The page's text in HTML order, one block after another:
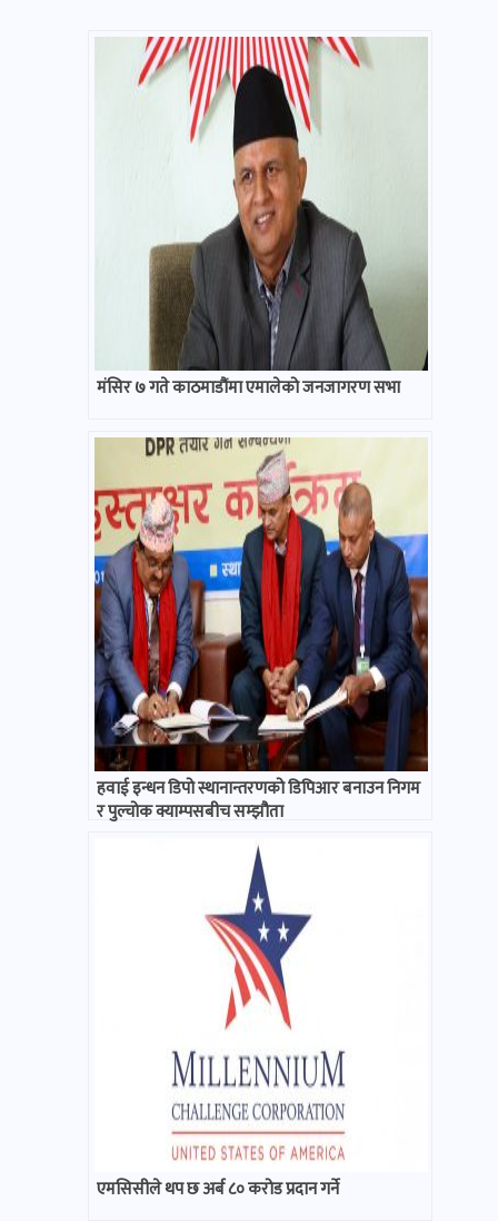
मंसिर ७ गते काठमाडौंमा एमालेको जनजागरण सभा
हवाई इन्धन डिपो स्थानान्तरणको डिपिआर बनाउन निगम
र पुल्चोक क्याम्पसबीच सम्झौता
एमसिसीले थप छ अर्ब ८० करोड प्रदान गर्ने